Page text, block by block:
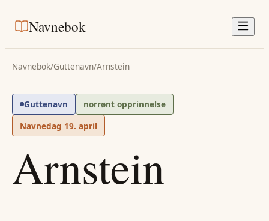
Navnebok
Navnebok/Guttenavn/Arnstein
Guttenavn
norrønt opprinnelse
Navnedag 19. april
Arnstein